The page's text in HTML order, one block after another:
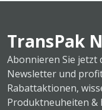
TransPak
Abonnieren Sie jetzt
Newsletter und
Rabattaktionen,
Produktneuheiten &